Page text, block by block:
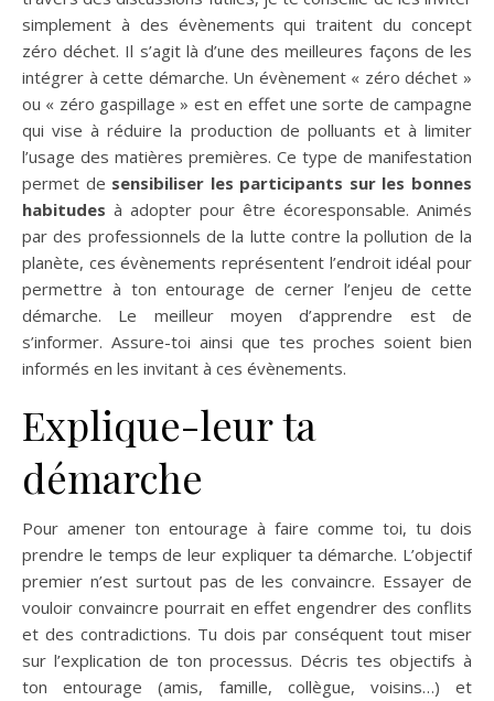
simplement à des évènements qui traitent du concept
zéro déchet. Il s’agit là d’une des meilleures façons de les
intégrer à cette démarche. Un évènement « zéro déchet »
ou « zéro gaspillage » est en effet une sorte de campagne
qui vise à réduire la production de polluants et à limiter
l’usage des matières premières. Ce type de manifestation
permet de sensibiliser les participants sur les bonnes
habitudes à adopter pour être écoresponsable. Animés
par des professionnels de la lutte contre la pollution de la
planète, ces évènements représentent l’endroit idéal pour
permettre à ton entourage de cerner l’enjeu de cette
démarche. Le meilleur moyen d’apprendre est de
s’informer. Assure-toi ainsi que tes proches soient bien
informés en les invitant à ces évènements.
Explique-leur ta
démarche
Pour amener ton entourage à faire comme toi, tu dois
prendre le temps de leur expliquer ta démarche. L’objectif
premier n’est surtout pas de les convaincre. Essayer de
vouloir convaincre pourrait en effet engendrer des conflits
et des contradictions. Tu dois par conséquent tout miser
sur l’explication de ton processus. Décris tes objectifs à
ton entourage (amis, famille, collègue, voisins…) et